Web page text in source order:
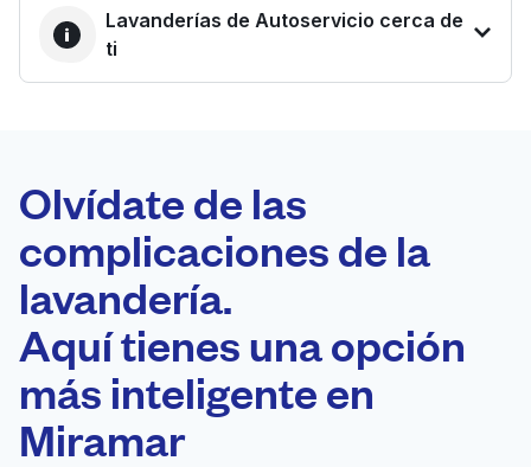
United States ES
Lavanderías de Autoservicio cerca de
ti
Laundryheap.com
Programa tu recogida
0 min
Recojo y entrega
casa
Abierto 24/7
Olvídate de las
complicaciones de la
lavandería.
Aquí tienes una opción
más inteligente en
Miramar